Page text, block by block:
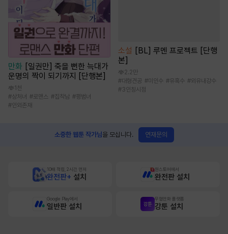
만화 [일권만] 죽을 뻔한 늑대가
운명의 짝이 되기까지 [단행본]
1천
#상처녀 #로맨스 #집착남 #평범녀
#인외존재
소설 [BL] 루멘 프로젝트 [단행
본]
2.2만
#대형견공 #미인수 #유혹수 #외유내강수
#3인칭시점
소중한 웹툰 작가님을 모십니다. 연재문의
10배 적립, 2시간 먼저
완전판+ 설치
원스토어에서
완전판 설치
Google Play에서
일반판 설치
무협만화 플랫폼
강툰 설치